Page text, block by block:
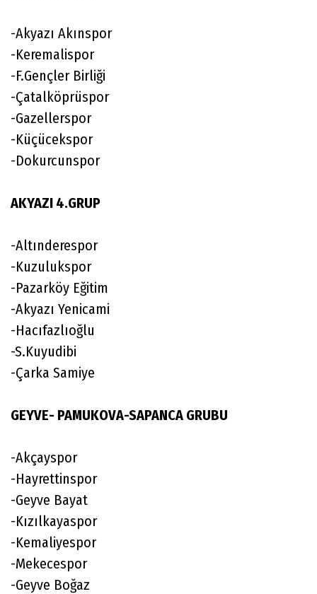
-Akyazı Akınspor
-Keremalispor
-F.Gençler Birliği
-Çatalköprüspor
-Gazellerspor
-Küçücekspor
-Dokurcunspor
AKYAZI 4.GRUP
-Altınderespor
-Kuzulukspor
-Pazarköy Eğitim
-Akyazı Yenicami
-Hacıfazlıoğlu
-S.Kuyudibi
-Çarka Samiye
GEYVE- PAMUKOVA-SAPANCA GRUBU
-Akçayspor
-Hayrettinspor
-Geyve Bayat
-Kızılkayaspor
-Kemaliyespor
-Mekecespor
-Geyve Boğaz